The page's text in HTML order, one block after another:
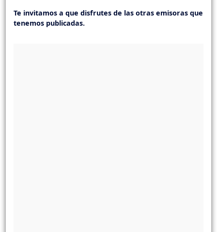
Te invitamos a que disfrutes de las otras emisoras que
tenemos publicadas.